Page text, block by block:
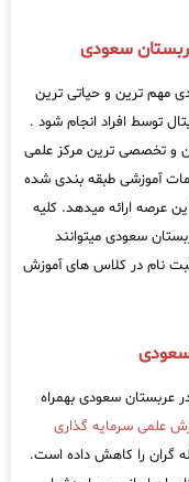
سعودی
مهم ترین و حیاتی ترین
توسط افراد انجام شود .
و تخصصی ترین مرکز علمی
آموزشی طبقه بندی شده
عرصه ارائه میدهد. کلیه
سعودی میتوانند
نام در کلاس های آموزش
سعودی
عربستان سعودی بهمراه
علمی سرمایه گذاری
گران را کاهش داده است.